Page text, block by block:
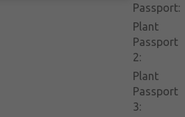
Passport:
Plant
Passport
2:
Plant
Passport
3: